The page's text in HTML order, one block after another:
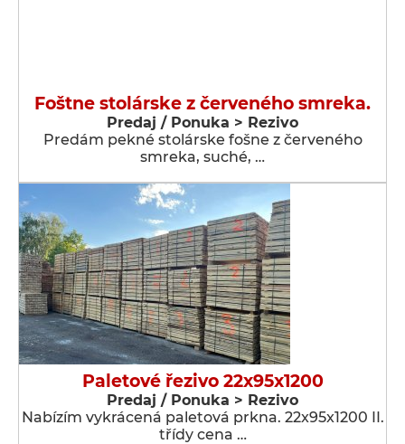
Foštne stolárske z červeného smreka.
Predaj / Ponuka > Rezivo
Predám pekné stolárske fošne z červeného
smreka, suché, …
Paletové řezivo 22x95x1200
Predaj / Ponuka > Rezivo
Nabízím vykrácená paletová prkna. 22x95x1200 II.
třídy cena …